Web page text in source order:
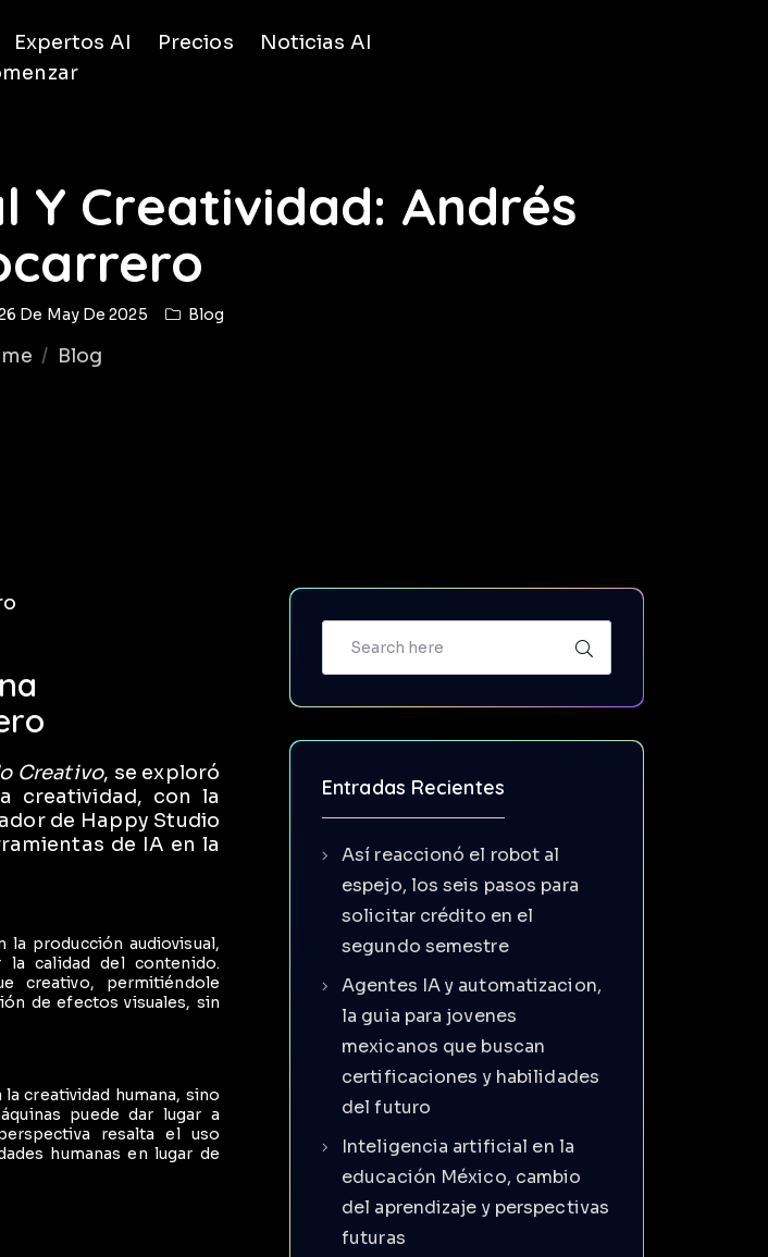
Expertos AI Precios
Noticias AI
Creatividad: Andrés
De May De 2025 Blog
Blog
Creativo, se exploró
creatividad, con la
de Happy Studio
de IA en la
producción audiovisual,
calidad del contenido.
creativo, permitiéndole
de efectos visuales, sin
creatividad humana, sino
puede dar lugar a
resalta el uso
humanas en lugar de
Entradas Recientes
Así reaccionó el robot al
espejo, los seis pasos para
solicitar crédito en el
segundo semestre
Agentes IA y automatizacion,
la guia para jovenes
mexicanos que buscan
certificaciones y habilidades
del futuro
Inteligencia artificial en la
educación México, cambio
del aprendizaje y perspectivas
futuras